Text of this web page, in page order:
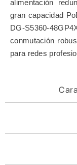
alimentación
gran capacidad
DG-S5360-
conmutación
para redes